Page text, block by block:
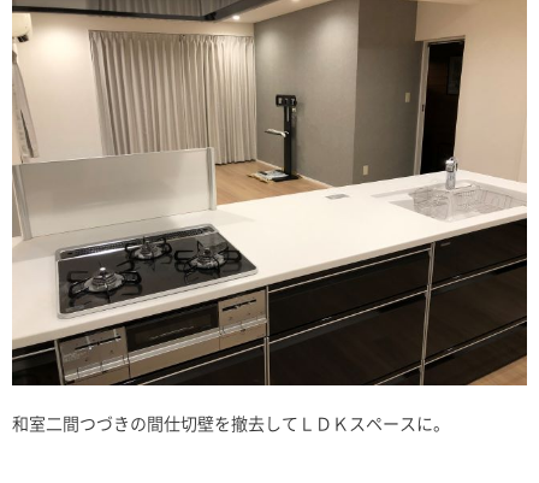
和室二間つづきの間仕切壁を撤去してＬＤＫスペースに。